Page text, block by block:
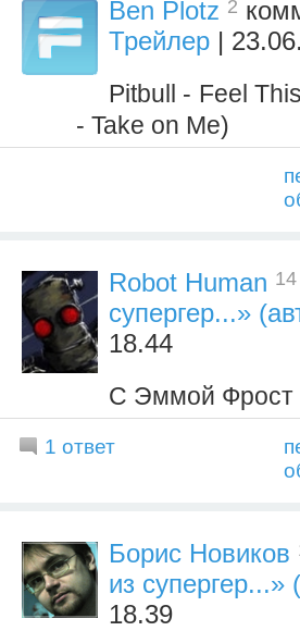
Ben Plotz 2
Трейлер |
Pitbull - Feel
- Take on Me)
Robot Human 14
супергер...»
18.44
С Эммой Фрост
1 ответ
Борис Новиков
из супергер...»
18.39